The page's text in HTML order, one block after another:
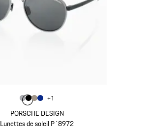
PORSCHE DESIGN
Lunettes de soleil P´8972
Couleur
Couleur Gris
CouleurNoir
Couleur
Couleur
+1